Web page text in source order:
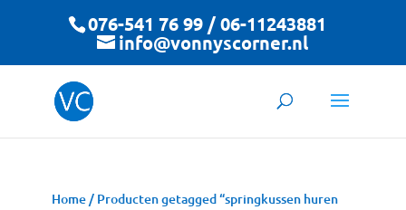
076-541 76 99 / 06-11243881
info@vonnyscorner.nl
Home/ Producten getagged “springkussen huren